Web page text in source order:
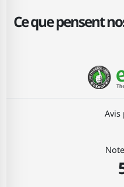
Ce que pensent
Avis